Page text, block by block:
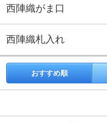
西陣織がま口
西陣織札入れ
おすすめ順